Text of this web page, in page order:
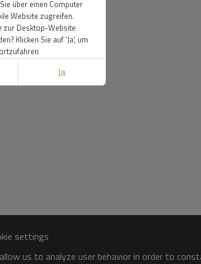
settings
us to analyze user behavior in order to
über einen Computer
Website zugreifen.
zur Desktop-Website
Klicken Sie auf 'Ja', um
Ja